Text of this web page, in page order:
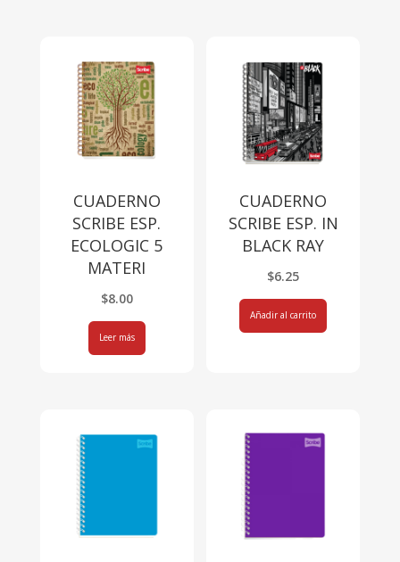
CUADERNO
SCRIBE ESP.
ECOLOGIC 5
MATERI
$8.00
Leer más
CUADERNO
SCRIBE ESP. IN
BLACK RAY
$6.25
Añadir al carrito